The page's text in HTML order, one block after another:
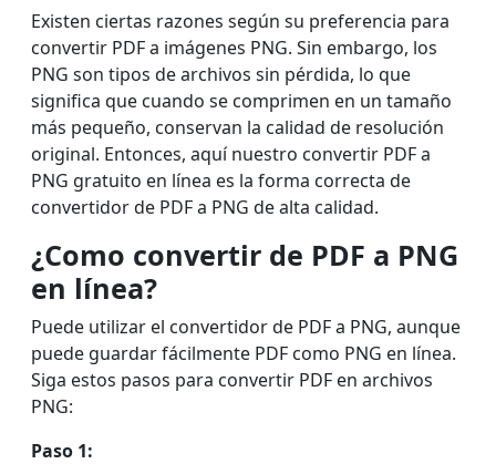
Existen ciertas razones según su preferencia para
convertir PDF a imágenes PNG. Sin embargo, los
PNG son tipos de archivos sin pérdida, lo que
significa que cuando se comprimen en un tamaño
más pequeño, conservan la calidad de resolución
original. Entonces, aquí nuestro convertir PDF a
PNG gratuito en línea es la forma correcta de
convertidor de PDF a PNG de alta calidad.
¿Como convertir de ​PDF a PNG
en línea?
Puede utilizar el convertidor de PDF a PNG, aunque
puede guardar fácilmente PDF como PNG en línea.
Siga estos pasos para convertir PDF en archivos
PNG:
Paso 1: